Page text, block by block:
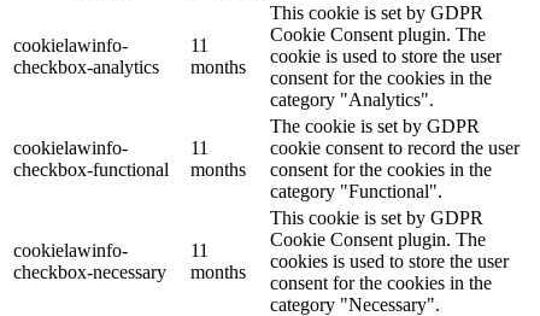
cookielawinfo-
checkbox-analytics
11
months
This cookie is set by GDPR
Cookie Consent plugin. The
cookie is used to store the user
consent for the cookies in the
category "Analytics".
cookielawinfo-
checkbox-functional
11
months
The cookie is set by GDPR
cookie consent to record the user
consent for the cookies in the
category "Functional".
cookielawinfo-
checkbox-necessary
11
months
This cookie is set by GDPR
Cookie Consent plugin. The
cookies is used to store the user
consent for the cookies in the
category "Necessary".